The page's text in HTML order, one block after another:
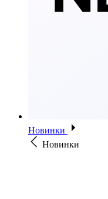
Новинки
Новинки